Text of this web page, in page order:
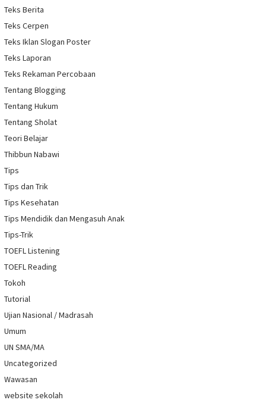
Teks Berita
Teks Cerpen
Teks Iklan Slogan Poster
Teks Laporan
Teks Rekaman Percobaan
Tentang Blogging
Tentang Hukum
Tentang Sholat
Teori Belajar
Thibbun Nabawi
Tips
Tips dan Trik
Tips Kesehatan
Tips Mendidik dan Mengasuh Anak
Tips-Trik
TOEFL Listening
TOEFL Reading
Tokoh
Tutorial
Ujian Nasional / Madrasah
Umum
UN SMA/MA
Uncategorized
Wawasan
website sekolah